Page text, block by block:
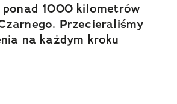
ponad 1000 kilometrów
Przecieraliśmy
na każdym kroku